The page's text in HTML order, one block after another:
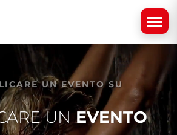
UN EVENTO SU
UNEVENTO